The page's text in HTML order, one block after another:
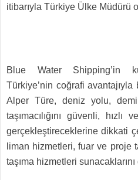
itibarıyla Türkiye Ülke Müdürü
Blue Water Shipping’in
Türkiye’nin coğrafi
Alper Türe, deniz yolu,
taşımacılığını güvenli,
gerçekleştireceklerine dikkati
liman hizmetleri, fuar ve proje
taşıma hizmetleri